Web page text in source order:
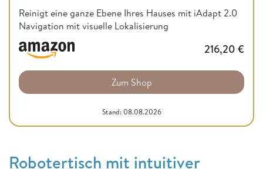
Reinigt eine ganze Ebene Ihres Hauses mit iAdapt 2.0
Navigation mit visuelle Lokalisierung
216,20 €
Zum Shop
Stand: 08.08.2026
Robotertisch mit intuitiver